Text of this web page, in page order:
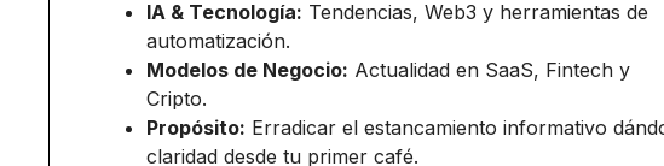
IA & Tecnología: Tendencias, Web3 y herramientas de
automatización.
Modelos de Negocio: Actualidad en SaaS, Fintech y
Cripto.
Propósito: Erradicar el estancamiento informativo
claridad desde tu primer café.